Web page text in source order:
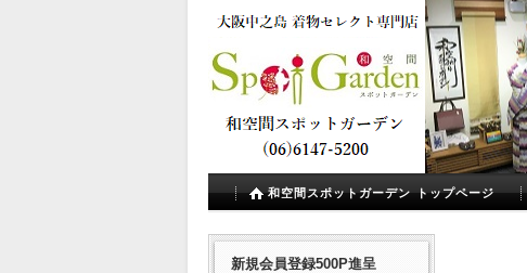
和空間スポットガーデン トップページ
新規会員登録500P進呈